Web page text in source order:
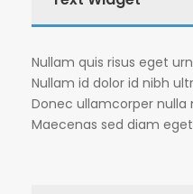
Nullam quis risus eget
Nullam id dolor id nibh
Donec ullamcorper
Maecenas sed diam